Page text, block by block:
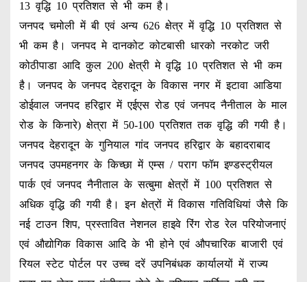
13 वृद्धि 10 प्रतिशत से भी कम है।
जनपद चमोली में बी एवं अन्य 626 क्षेत्र में वृद्धि 10 प्रतिशत से
भी कम है। जनपद मे दानकोट कोटबासी धारको नरकोट जरी
कोठीपाडा आदि कुल 200 क्षेत्री मे वृद्धि 10 प्रतिशत से भी कम
है। जनपद के जनपद देहरादून के विकास नगर में इटावा आडिया
डोईवाल जनपद हरिद्वार में एईएस रोड एवं जनपद नैनीताल के माल
रोड के किनारे) क्षेत्रा में 50-100 प्रतिशत तक वृद्धि की गयी है।
जनपद देहरादून के गुनियाल गांद जनपद हरिद्वार के बहादराबाद
जनपद उपमहनगर के किच्छा में एम्स / पराग फॉम इण्डस्ट्रीयल
पार्क एवं जनपद नैनीताल के सत्बुमा क्षेत्रों में 100 प्रतिशत से
अधिक वृद्धि की गयी है। इन क्षेत्रों में विकास गतिविधियां जैसे कि
नई टाउन शिप, प्रस्तावित नेशनल हाइवे रिंग रोड रेल परियोजनाएं
एवं औद्योगिक विकास आदि के भी होने एवं औपचारिक बाजारी एवं
रियल स्टेट पोर्टल पर उच्च दरें उपनिबंधक कार्यालयों में राज्य